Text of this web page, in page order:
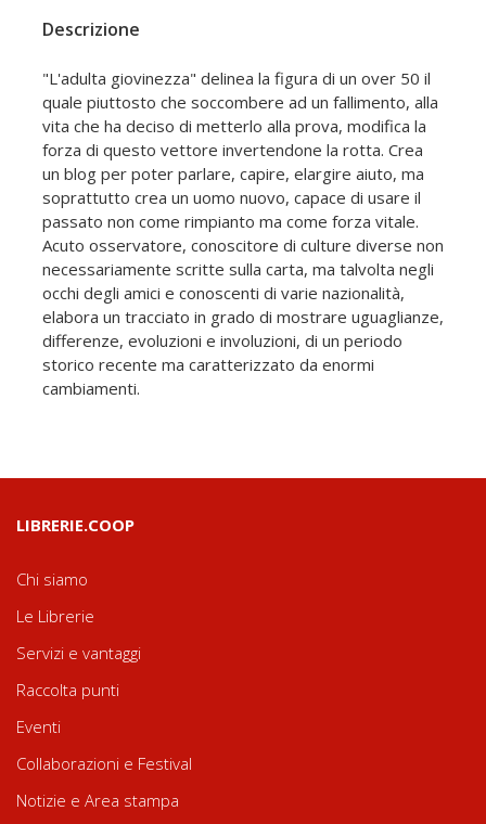
Descrizione
"L'adulta giovinezza" delinea la figura di un over 50 il
quale piuttosto che soccombere ad un fallimento, alla
vita che ha deciso di metterlo alla prova, modifica la
forza di questo vettore invertendone la rotta. Crea
un blog per poter parlare, capire, elargire aiuto, ma
soprattutto crea un uomo nuovo, capace di usare il
passato non come rimpianto ma come forza vitale.
Acuto osservatore, conoscitore di culture diverse non
necessariamente scritte sulla carta, ma talvolta negli
occhi degli amici e conoscenti di varie nazionalità,
elabora un tracciato in grado di mostrare uguaglianze,
differenze, evoluzioni e involuzioni, di un periodo
storico recente ma caratterizzato da enormi
cambiamenti.
LIBRERIE.COOP
Chi siamo
Le Librerie
Servizi e vantaggi
Raccolta punti
Eventi
Collaborazioni e Festival
Notizie e Area stampa